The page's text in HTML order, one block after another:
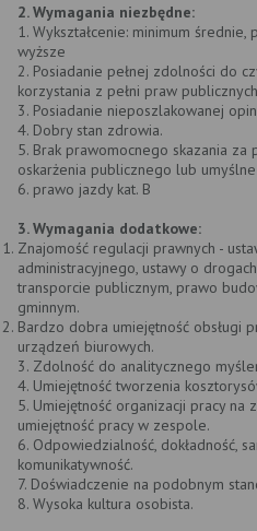
2. Wymagania niezbędne:
1. Wykształcenie: minimum
wyższe
2. Posiadanie pełnej zdolności do
korzystania z pełni praw
3. Posiadanie nieposzlakowanej
4. Dobry stan zdrowia.
5. Brak prawomocnego skazania za
oskarżenia publicznego lub
6. prawo jazdy kat. B
3. Wymagania dodatkowe:
Znajomość regulacji prawnych -
administracyjnego, ustawy o
transporcie publicznym, prawo
gminnym.
Bardzo dobra umiejętność obsługi
urządzeń biurowych.
3. Zdolność do analitycznego
4. Umiejętność tworzenia
5. Umiejętność organizacji pracy na
umiejętność pracy w zespole.
6. Odpowiedzialność, dokładność,
komunikatywność.
7. Doświadczenie na podobnym
8. Wysoka kultura osobista.